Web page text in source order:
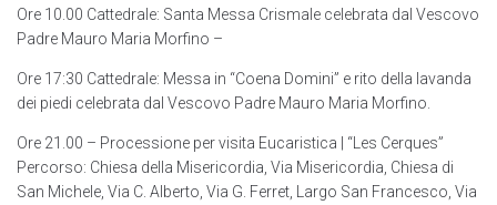
Ore 10.00 Cattedrale: Santa Messa Crismale celebrata dal Vescovo
Padre Mauro Maria Morfino –
Ore 17:30 Cattedrale: Messa in “Coena Domini” e rito della lavanda
dei piedi celebrata dal Vescovo Padre Mauro Maria Morfino.
Ore 21.00 – Processione per visita Eucaristica | “Les Cerques”
Percorso: Chiesa della Misericordia, Via Misericordia, Chiesa di
San Michele, Via C. Alberto, Via G. Ferret, Largo San Francesco, Via